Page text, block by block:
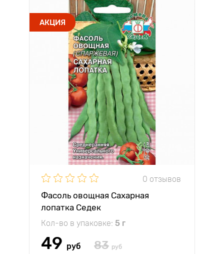
АКЦИЯ
0 отзывов
Фасоль овощная Сахарная
лопатка Седек
Кол-во в упаковке: 5 г
49 руб 83 руб